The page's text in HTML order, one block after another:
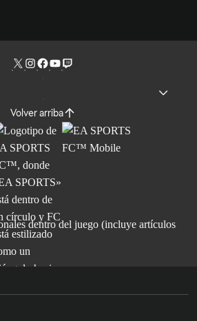
Volver arriba
dentro del juego (incluye artículos